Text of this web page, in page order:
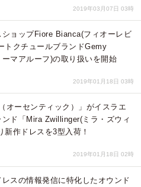
2019年03月07日 03時
ショップFiore Bianca(フィオーレビ
トクチュールブランドGemy
マアルーフ)の取り扱いを開始
2019年01月18日 03時
オーセンティック）」がイスラエ
ンド「Mira Zwillinger(ミラ・ズウィ
新作ドレスを3型入荷！
2019年01月18日 02時
スの情報発信に特化したオウンド